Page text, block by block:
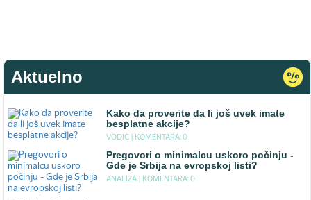
Aktuelno
Kako da proverite da li još uvek imate
besplatne akcije?
VODIC | KOMENTARA: 0
Pregovori o minimalcu uskoro počinju -
Gde je Srbija na evropskoj listi?
ANALIZA | KOMENTARA: 0